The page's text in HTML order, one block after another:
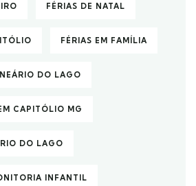
FÉRIAS DE NATAL
FÉRIAS EM FAMÍLIA
DO LAGO
CAPITÓLIO MG
DO LAGO
INFANTIL